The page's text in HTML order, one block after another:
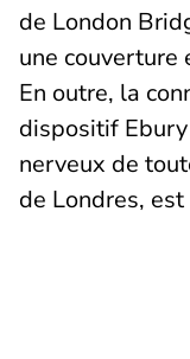
de London
une
En outre, la
dispositif
nerveux de
de Londres,